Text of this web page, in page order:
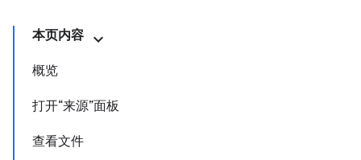
本页内容
概览
打开“来源”面板
查看文件